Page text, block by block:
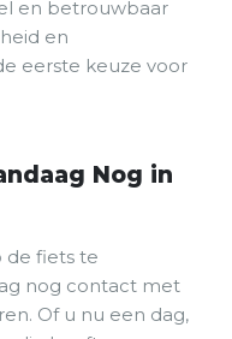
en betrouwbaar
en
eerste keuze voor
Nog in
de fiets te
nog contact met
Of u nu een dag,